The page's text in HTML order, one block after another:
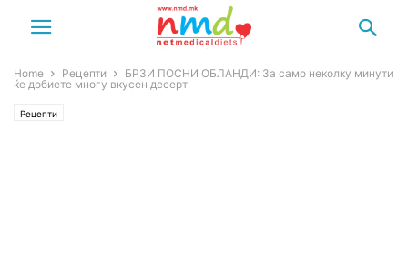
Home Рецепти
БРЗИ ПОСНИ ОБЛАНДИ: За само неколку минути
ќе добиете многу вкусен десерт
Рецепти